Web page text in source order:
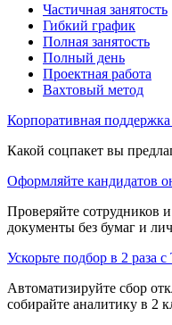
Частичная занятость
Гибкий график
Полная занятость
Полный день
Проектная работа
Вахтовый метод
Корпоративная поддержка
Какой соцпакет вы
Оформляйте кандидатов
Проверяйте сотрудников
документы без бумаг и
Ускорьте подбор в 2 раза
Автоматизируйте сбор
собирайте аналитику в 2